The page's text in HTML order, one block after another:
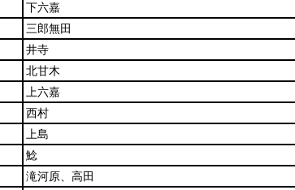
下六嘉
三郎無田
井寺
北甘木
上六嘉
西村
上島
鯰
滝河原、高田